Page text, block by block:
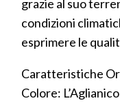
grazie al suo
condizioni
esprimere le
Caratteristiche
Colore: